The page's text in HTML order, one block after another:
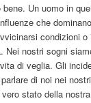
Un uomo in
che
condizioni o
Nei nostri sogni
di veglia. Gli
di noi nei
stato della